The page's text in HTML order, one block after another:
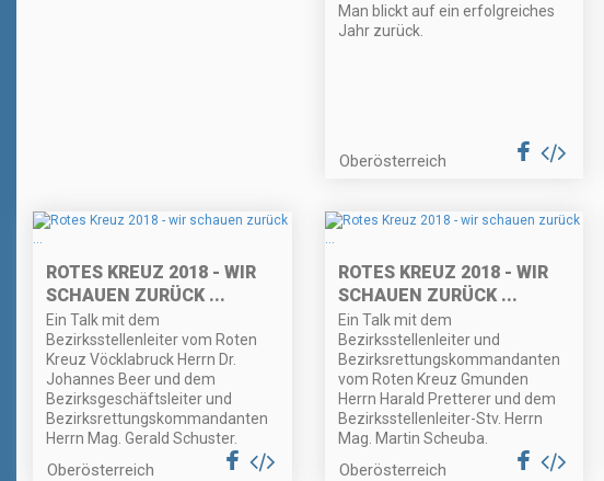
Man blickt auf ein erfolgreiches
Jahr zurück.
Oberösterreich
ROTES KREUZ 2018 - WIR
SCHAUEN ZURÜCK ...
Ein Talk mit dem
Bezirksstellenleiter vom Roten
Kreuz Vöcklabruck Herrn Dr.
Johannes Beer und dem
Bezirksgeschäftsleiter und
Bezirksrettungskommandanten
Herrn Mag. Gerald Schuster.
Oberösterreich
ROTES KREUZ 2018 - WIR
SCHAUEN ZURÜCK ...
Ein Talk mit dem
Bezirksstellenleiter und
Bezirksrettungskommandanten
vom Roten Kreuz Gmunden
Herrn Harald Pretterer und dem
Bezirksstellenleiter-Stv. Herrn
Mag. Martin Scheuba.
Oberösterreich